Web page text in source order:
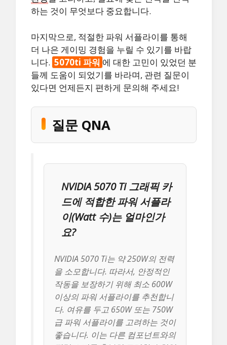
하는 것이 무엇보다 중요합니다.
마지막으로, 적절한 파워 서플라이를 통해
더 나은 게이밍 경험을 누릴 수 있기를 바랍
니다. 5070ti 파워 에 대한 고민이 있었던 분
들께 도움이 되었기를 바라며, 관련 질문이
있다면 언제든지 편하게 문의해 주세요!
질문 QNA
NVIDIA 5070 Ti 그래픽 카
드에 적합한 파워 서플라
이(Watt 수)는 얼마인가
요?
NVIDIA 5070 Ti는 약 250W의 전력
을 소모합니다. 따라서, 안정적인
작동을 보장하기 위해 최소 600W
이상의 파워 서플라이를 추천합니
다. 여유를 두고 650W 또는 750W
급 파워 서플라이를 고려하는 것이
좋습니다. 이는 다른 컴포넌트와의